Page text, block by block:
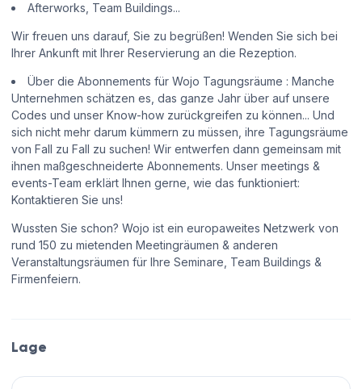
Afterworks, Team Buildings...
Wir freuen uns darauf, Sie zu begrüßen! Wenden Sie sich bei
Ihrer Ankunft mit Ihrer Reservierung an die Rezeption.
Über die Abonnements für Wojo Tagungsräume : Manche
Unternehmen schätzen es, das ganze Jahr über auf unsere
Codes und unser Know-how zurückgreifen zu können... Und
sich nicht mehr darum kümmern zu müssen, ihre Tagungsräume
von Fall zu Fall zu suchen! Wir entwerfen dann gemeinsam mit
ihnen maßgeschneiderte Abonnements. Unser meetings &
events-Team erklärt Ihnen gerne, wie das funktioniert:
Kontaktieren Sie uns!
Wussten Sie schon? Wojo ist ein europaweites Netzwerk von
rund 150 zu mietenden Meetingräumen & anderen
Veranstaltungsräumen für Ihre Seminare, Team Buildings &
Firmenfeiern.
Lage